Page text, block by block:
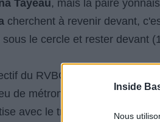
Inside
Nous
Tayeau, mais la paire
cherchent à revenir devant,
sous le cercle et rester devant
du RVBC s'appuie sur son
de métronome de
Manon
avec le triple de
Caroline